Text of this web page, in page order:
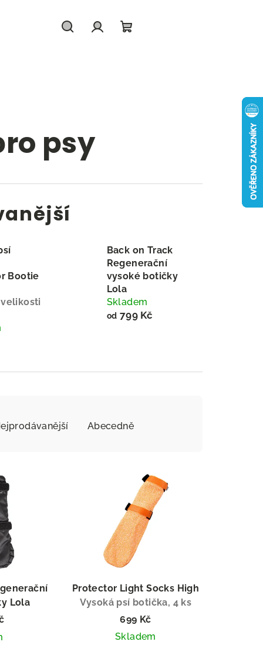
psy
Bootie
Back on Track
Regenerační
vysoké botičky
Lola
Skladem
od 799 Kč
Abecedně
Lola
Protector Light Socks High
Vysoká psí botička, 4 ks
699 Kč
Skladem